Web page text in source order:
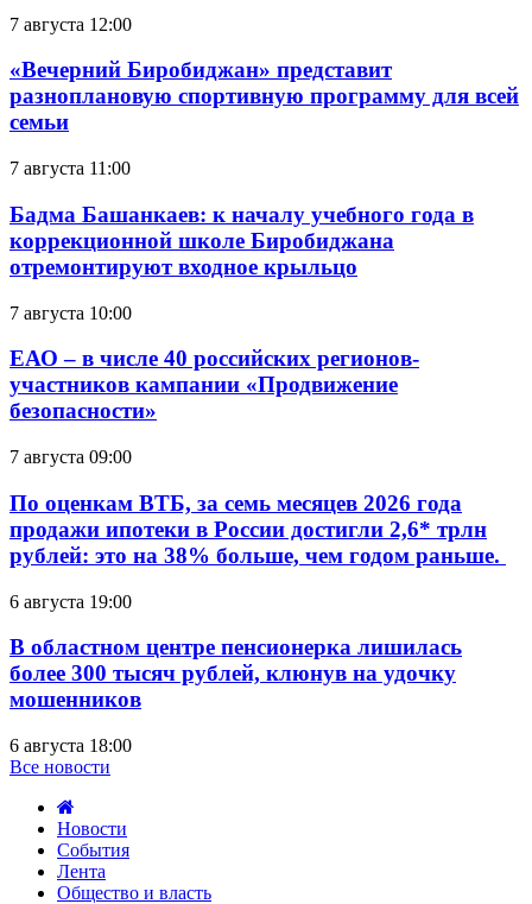
7 августа 12:00
«Вечерний Биробиджан» представит
разноплановую спортивную программу для всей
семьи
7 августа 11:00
Бадма Башанкаев: к началу учебного года в
коррекционной школе Биробиджана
отремонтируют входное крыльцо
7 августа 10:00
ЕАО – в числе 40 российских регионов-
участников кампании «Продвижение
безопасности»
7 августа 09:00
По оценкам ВТБ, за семь месяцев 2026 года
продажи ипотеки в России достигли 2,6* трлн
рублей: это на 38% больше, чем годом раньше.
6 августа 19:00
В областном центре пенсионерка лишилась
более 300 тысяч рублей, клюнув на удочку
мошенников
6 августа 18:00
Все новости
Новости
События
Лента
Общество и власть